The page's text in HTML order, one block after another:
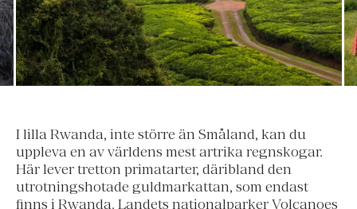
I lilla Rwanda, inte större än Småland, kan du
uppleva en av världens mest artrika regnskogar.
Här lever tretton primatarter, däribland den
utrotningshotade guldmarkattan, som endast
finns i Rwanda. Landets nationalparker Volcanoes